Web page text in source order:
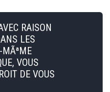
RAISON
LES
MÃªME
VOUS
DE VOUS